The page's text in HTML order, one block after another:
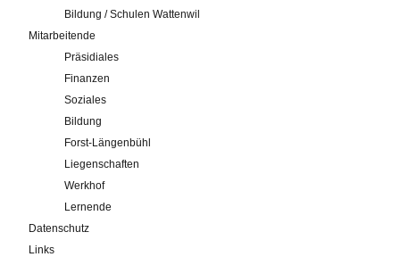
Bildung / Schulen Wattenwil
Mitarbeitende
Präsidiales
Finanzen
Soziales
Bildung
Forst-Längenbühl
Liegenschaften
Werkhof
Lernende
Datenschutz
Links